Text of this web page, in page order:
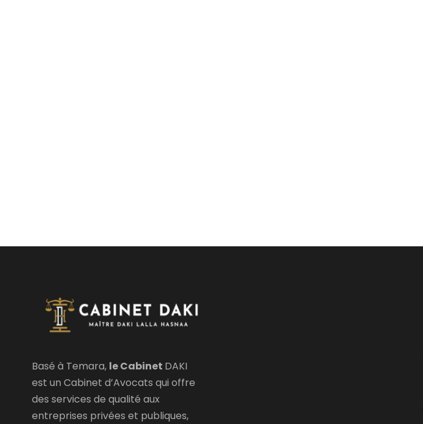
Basé à Temara, le Cabinet DAKI
est un Cabinet d’Avocats qui offre
des services de qualité aux
entreprises privées et publiques,